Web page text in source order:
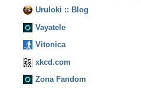
Uruloki :: Blog
Vayatele
Vitonica
xkcd.com
Zona Fandom